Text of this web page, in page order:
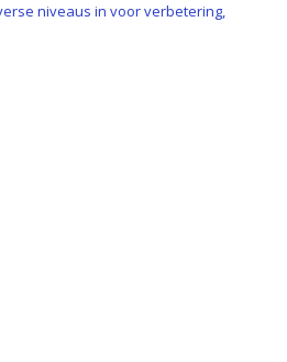
niveaus in voor verbetering,